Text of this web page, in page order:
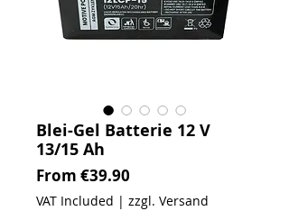
Blei-Gel Batterie 12 V
13/15 Ah
From €39.90
VAT Included | zzgl. Versand